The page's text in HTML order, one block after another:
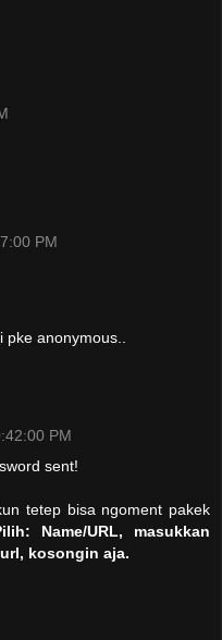
PM
anonymous..
PM
sent!
tetep bisa ngoment pakek
Name/URL, masukkan
kosongin aja.